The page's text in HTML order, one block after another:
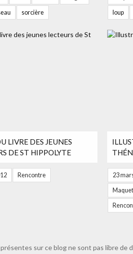
sorcière loup
LIVRE DES JEUNES
DE ST HIPPOLYTE
Rencontre 23
sur ce blog ne sont pas libre